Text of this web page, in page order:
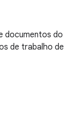
documentos do
de trabalho de